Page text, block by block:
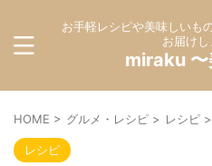
お手軽レシピや美味しいも
お届けし
miraku 〜
HOME > グルメ・レシピ > レシピ >
レシピ